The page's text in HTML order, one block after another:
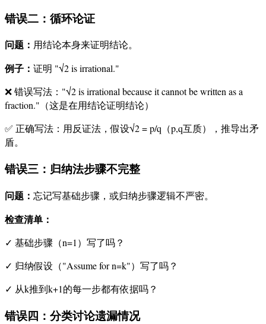
错误二：循环论证
问题： 用结论本身来证明结论。
例子： 证明 "√2 is irrational."
❌ 错误写法："√2 is irrational because it cannot be written as a
fraction."（这是在用结论证明结论）
✅ 正确写法：用反证法，假设√2 = p/q（p,q互质），推导出矛
盾。
错误三：归纳法步骤不完整
问题： 忘记写基础步骤，或归纳步骤逻辑不严密。
检查清单：
✓ 基础步骤（n=1）写了吗？
✓ 归纳假设（"Assume for n=k"）写了吗？
✓ 从k推到k+1的每一步都有依据吗？
错误四：分类讨论遗漏情况